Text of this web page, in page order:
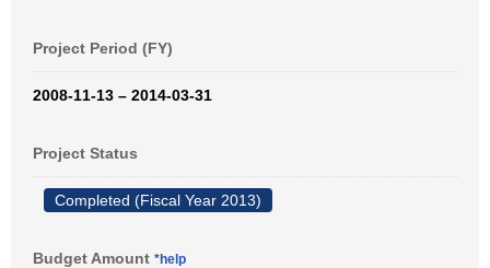
Project Period (FY)
2008-11-13 – 2014-03-31
Project Status
Completed (Fiscal Year 2013)
Budget Amount *help